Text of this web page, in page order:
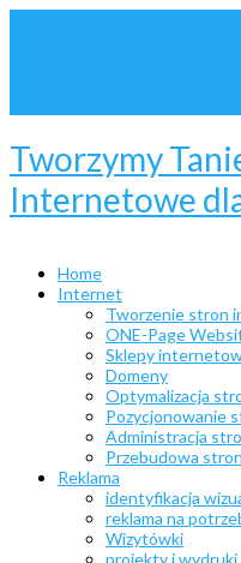
Tworzymy
Internetowe
Home
Internet
Tworzenie stron
ONE-Page
Sklepy
Domeny
Optymalizacja
Pozycjonowanie
Administracja
Przebudowa
Reklama
identyfikacja
reklama na
Wizytówki
projekty i wydruki